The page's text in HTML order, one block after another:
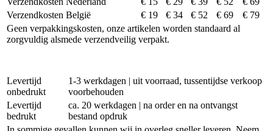
Verzendkosten België
€ 19 € 34 € 52 € 69
€ 79
Geen verpakkingskosten, onze artikelen worden standaard al
zorgvuldig alsmede verzendveilig verpakt.
Levertijd
onbedrukt
1-3 werkdagen | uit voorraad, tussentijdse verkoop
voorbehouden
Levertijd
bedrukt
ca. 20 werkdagen | na order en na ontvangst
bestand opdruk